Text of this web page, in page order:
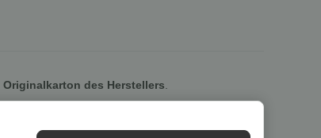
Originalkarton des Herstellers.